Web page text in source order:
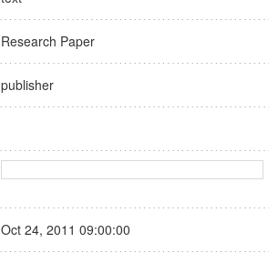
Research Paper
publisher
Oct 24, 2011 09:00:00